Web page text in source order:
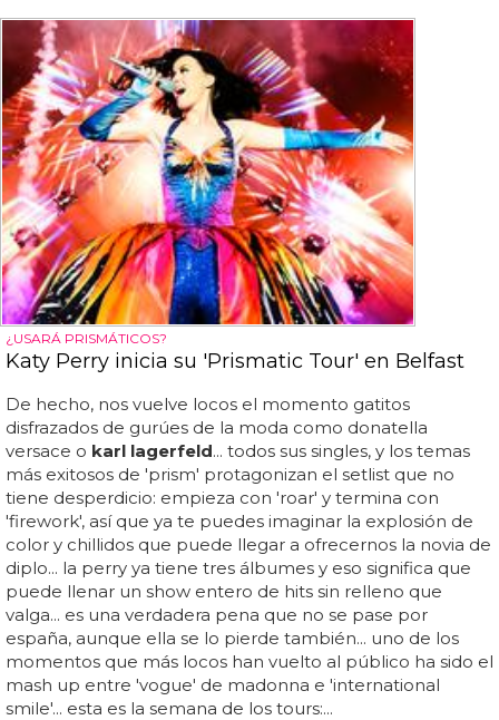
¿USARÁ PRISMÁTICOS?
Katy Perry inicia su 'Prismatic Tour' en Belfast
De hecho, nos vuelve locos el momento gatitos
disfrazados de gurúes de la moda como donatella
versace o karl lagerfeld... todos sus singles, y los temas
más exitosos de 'prism' protagonizan el setlist que no
tiene desperdicio: empieza con 'roar' y termina con
'firework', así que ya te puedes imaginar la explosión de
color y chillidos que puede llegar a ofrecernos la novia de
diplo... la perry ya tiene tres álbumes y eso significa que
puede llenar un show entero de hits sin relleno que
valga... es una verdadera pena que no se pase por
españa, aunque ella se lo pierde también... uno de los
momentos que más locos han vuelto al público ha sido el
mash up entre 'vogue' de madonna e 'international
smile'... esta es la semana de los tours:...